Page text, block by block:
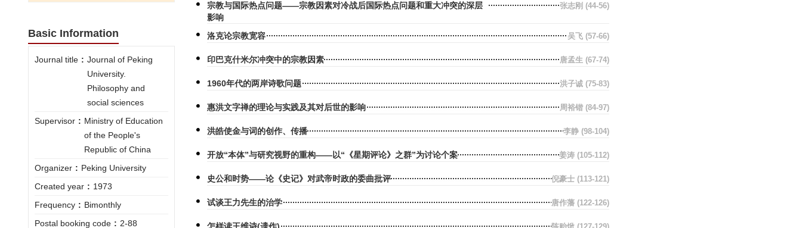
Basic Information
Journal title : Journal of Peking
University.
Philosophy and
social sciences
Supervisor : Ministry of Education
of the People's
Republic of China
Organizer : Peking University
Created year : 1973
Frequency : Bimonthly
Postal booking code : 2-88
宗教与国际热点问题——宗教因素对冷战后国际热点问题和重大冲突的深层
影响
张志刚 (44-56)
洛克论宗教宽容 吴飞 (57-66)
印巴克什米尔冲突中的宗教因素 唐孟生 (67-74)
1960年代的两岸诗歌问题 洪子诚 (75-83)
惠洪文字禅的理论与实践及其对后世的影响 周裕锴 (84-97)
洪皓使金与词的创作、传播 李静 (98-104)
开放“本体”与研究视野的重构——以“《星期评论》之群”为讨论个案 姜涛 (105-112)
史公和时势——论《史记》对武帝时政的委曲批评 倪豪士 (113-121)
试谈王力先生的治学 唐作藩 (122-126)